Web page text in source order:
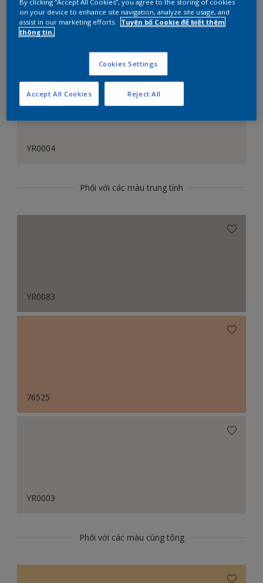
YR0004
Phối với các màu trung tính
YR0083
76525
YR0003
Phối với các màu cùng tông
By clicking “Accept All Cookies”, you agree to the storing of cookies
on your device to enhance site navigation, analyze site usage, and
assist in our marketing efforts.
Tuyên bố Cookie để biết thêm
thông tin.
Cookies Settings
Reject All
Accept All Cookies